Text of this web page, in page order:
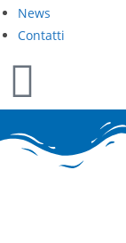
News
Contatti